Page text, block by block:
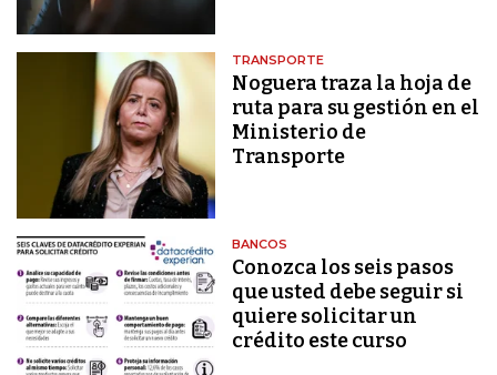
TRANSPORTE
Noguera traza la hoja de
ruta para su gestión en el
Ministerio de
Transporte
BANCOS
Conozca los seis pasos
que usted debe seguir si
quiere solicitar un
crédito este curso